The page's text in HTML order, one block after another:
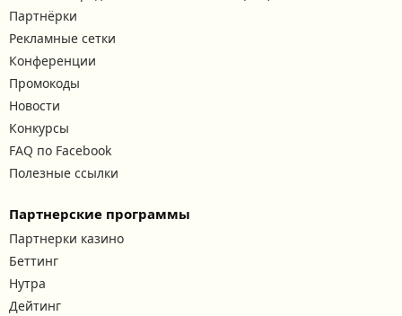
Партнёрки
Рекламные сетки
Конференции
Промокоды
Новости
Конкурсы
FAQ по Facebook
Полезные ссылки
Партнерские программы
Партнерки казино
Беттинг
Нутра
Дейтинг